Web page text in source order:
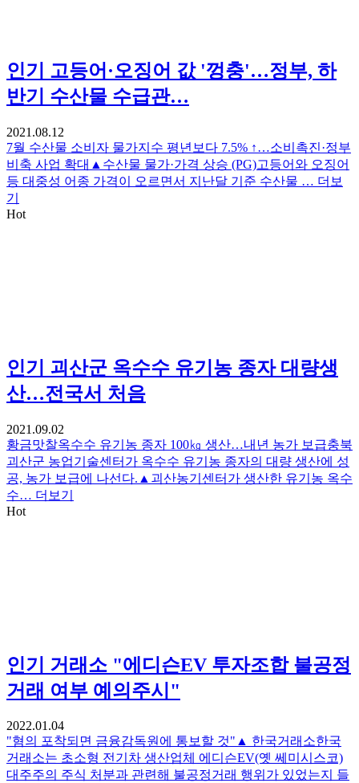
인기
고등어·오징어 값 '껑충'…정부, 하
반기 수산물 수급관…
2021.08.12
7월 수산물 소비자 물가지수 평년보다 7.5% ↑…소비촉진·정부
비축 사업 확대▲수산물 물가·가격 상승 (PG)고등어와 오징어
등 대중성 어종 가격이 오르면서 지난달 기준 수산물 … 더보
기
Hot
인기
괴산군 옥수수 유기농 종자 대량생
산…전국서 처음
2021.09.02
황금맛찰옥수수 유기농 종자 100㎏ 생산…내년 농가 보급충북
괴산군 농업기술센터가 옥수수 유기농 종자의 대량 생산에 성
공, 농가 보급에 나선다.▲괴산농기센터가 생산한 유기농 옥수
수… 더보기
Hot
인기
거래소 "에디슨EV 투자조합 불공정
거래 여부 예의주시"
2022.01.04
"혐의 포착되면 금융감독원에 통보할 것"▲ 한국거래소한국
거래소는 초소형 전기차 생산업체 에디슨EV(옛 쎄미시스코)
대주주의 주식 처분과 관련해 불공정거래 행위가 있었는지 들